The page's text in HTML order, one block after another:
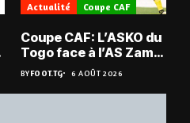
Actualité Coupe CAF
Coupe CAF: L’ASKO du
Togo face à l’AS Zam
du Niger
BYFOOT.TG 6 AOÛT 2026